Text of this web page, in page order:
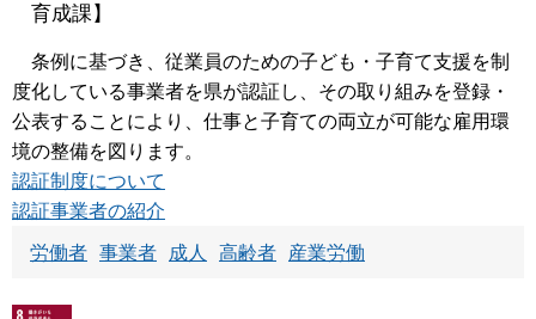
育成課】
条例に基づき、従業員のための子ども・子育て支援を制
度化している事業者を県が認証し、その取り組みを登録・
公表することにより、仕事と子育ての両立が可能な雇用環
境の整備を図ります。
認証制度について
認証事業者の紹介
労働者 事業者 成人 高齢者 産業労働